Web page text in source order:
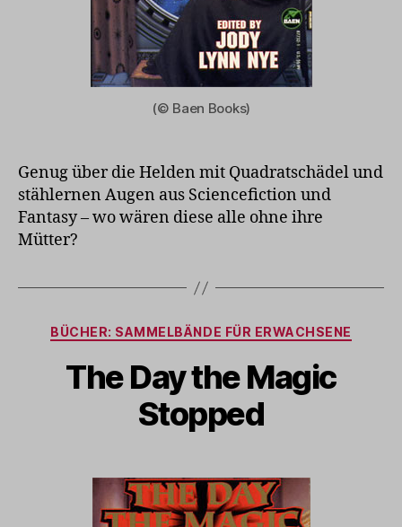
(© Baen Books)
Genug über die Helden mit Quadratschädel und
stählernen Augen aus Sciencefiction und
Fantasy – wo wären diese alle ohne ihre
Mütter?
Kategorien
BÜCHER: SAMMELBÄNDE FÜR ERWACHSENE
The Day the Magic
Stopped